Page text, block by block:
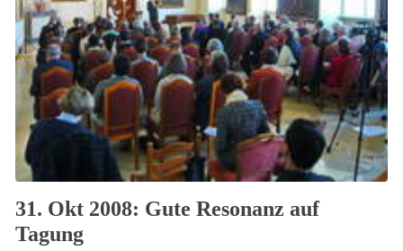
31. Okt 2008: Gute Resonanz auf
Tagung